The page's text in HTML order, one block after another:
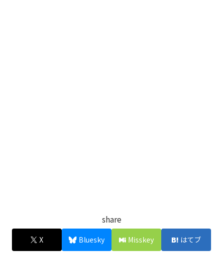
share
X Bluesky Misskey はてブ